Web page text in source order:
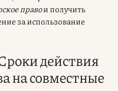
правои получить
за использование
действия
на совместные